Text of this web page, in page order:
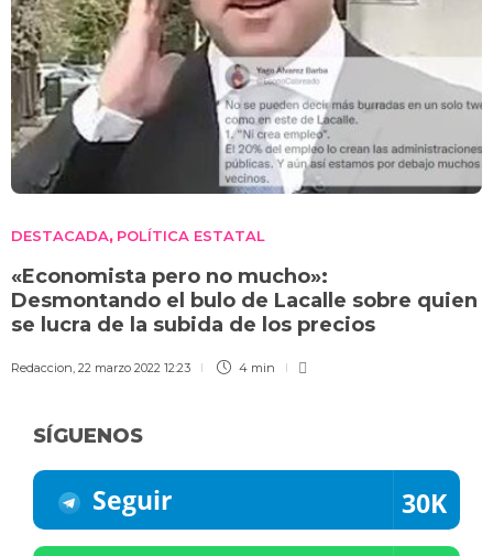
DESTACADA, POLÍTICA ESTATAL
«Economista pero no mucho»:
Desmontando el bulo de Lacalle sobre quien
se lucra de la subida de los precios
Redaccion, 22 marzo 2022 12:23 4 min
SÍGUENOS
Seguir 30K